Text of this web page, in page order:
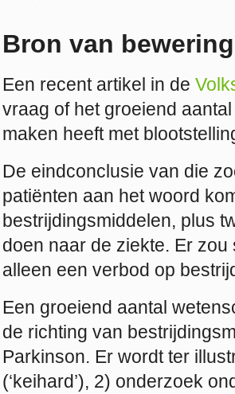
Bron van bewering
Een recent artikel in de
vraag of het groeiend
maken heeft met
De eindconclusie van die
patiënten aan het woord
bestrijdingsmiddelen, plus
doen naar de ziekte. Er zou
alleen een verbod op
Een groeiend aantal
de richting van
Parkinson. Er wordt ter
(‘keihard’), 2) onderzoek